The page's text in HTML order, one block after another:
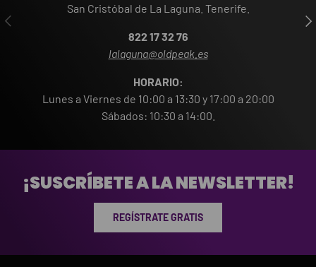
ANTERIOR
San Cristóbal de La Laguna. Tenerife.
822 17 32 76
lalaguna@oldpeak.es
HORARIO:
Lunes a Viernes de 10:00 a 13:30 y 17:00 a 20:00
Sábados: 10:30 a 14:00.
¡SUSCRÍBETE A LA NEWSLETTER!
REGÍSTRATE GRATIS